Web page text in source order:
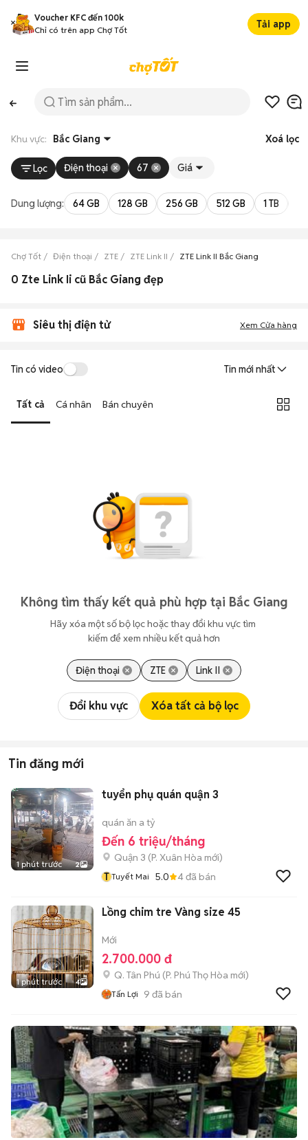
Voucher KFC đến 100k
Chỉ có trên app Chợ Tốt
Tải app
Khu vực: Bắc Giang Xoá lọc
Lọc Điện thoại 67 Giá
Dung lượng: 64 GB 128 GB 256 GB 512 GB 1 TB
Chợ Tốt Điện thoại ZTE ZTE Link II ZTE Link II Bắc Giang
0 Zte Link Ii cũ Bắc Giang đẹp
Siêu thị điện tử Xem Cửa hàng
Tin có video Tin mới nhất
Tất cả Cá nhân Bán chuyên
Không tìm thấy kết quả phù hợp tại Bắc Giang
Hãy xóa một số bộ lọc hoặc thay đổi khu vực tìm
kiếm để xem nhiều kết quả hơn
Điện thoại ZTE Link II
Đổi khu vực Xóa tất cả bộ lọc
Tin đăng mới
1 phút trước 2
tuyển phụ quán quận 3
quán ăn a tỷ
Đến 6 triệu/tháng
Quận 3 (P. Xuân Hòa mới)
T Tuyết Mai 5.0 4đã bán
1 phút trước 4
Lồng chim tre Vàng size 45
Mới
2.700.000 đ
Q. Tân Phú (P. Phú Thọ Hòa mới)
Tấn Lợi 9 đã bán